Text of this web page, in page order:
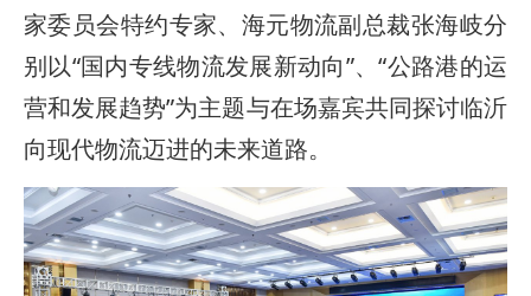
家委员会特约专家、海元物流副总裁张海岐分
别以“国内专线物流发展新动向”、“公路港的运
营和发展趋势”为主题与在场嘉宾共同探讨临沂
向现代物流迈进的未来道路。